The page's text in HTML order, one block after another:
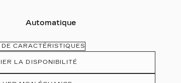
Automatique
CARACTÉRISTIQUES
LA DISPONIBILITÉ